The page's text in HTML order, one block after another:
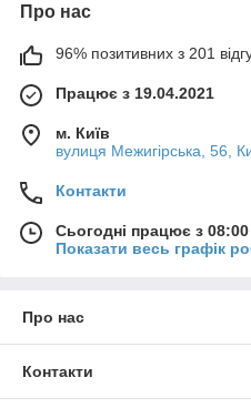
Про нас
96% позитивних з 201
Працює з 19.04.2021
м. Київ
вулиця Межигірська, 56,
Контакти
Сьогодні працює з
Показати весь графік
Про нас
Контакти